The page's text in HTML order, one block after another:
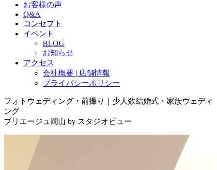
お客様の声
Q&A
コンセプト
イベント
BLOG
お知らせ
アクセス
会社概要 | 店舗情報
プライバシーポリシー
フォトウェディング・前撮り｜少人数結婚式・家族ウェディ
ング
プリエージュ岡山 by スタジオビュー